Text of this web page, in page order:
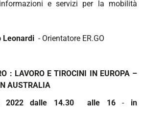
e servizi per la mobilità
Leonardi - Orientatore ER.GO
: LAVORO E TIROCINI IN EUROPA –
AUSTRALIA
2022 dalle 14.30 alle 16- in